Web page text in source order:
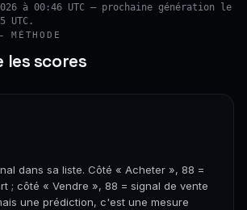
à 00:46 UTC — prochaine génération le
UTC.
les scores
dans sa liste. Côté « Acheter », 88 =
; côté « Vendre », 88 = signal de vente
une prédiction, c'est une mesure